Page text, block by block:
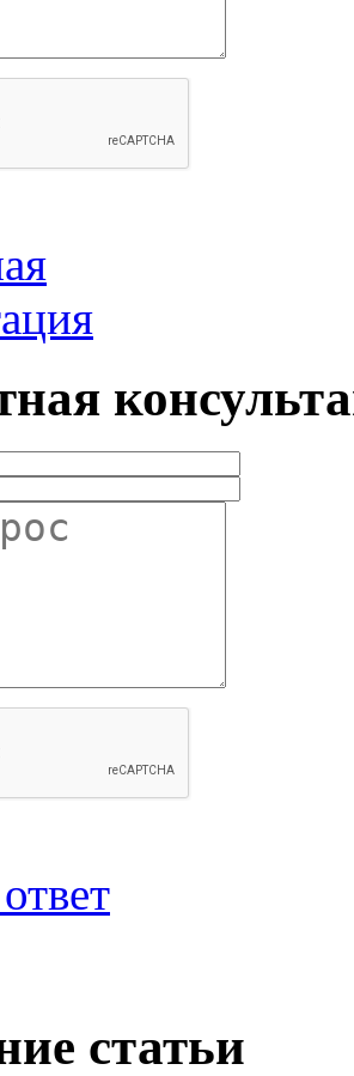
статьи